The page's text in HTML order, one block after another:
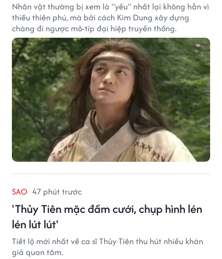
Nhân vật thường bị xem là "yếu" nhất lại không hẳn vì
thiếu thiên phú, mà bởi cách Kim Dung xây dựng
chàng đi ngược mô-típ đại hiệp truyền thống.
SAO 47 phút trước
'Thủy Tiên mặc đầm cưới, chụp hình lén
lén lút lút'
Tiết lộ mới nhất về ca sĩ Thủy Tiên thu hút nhiều khán
giả quan tâm.